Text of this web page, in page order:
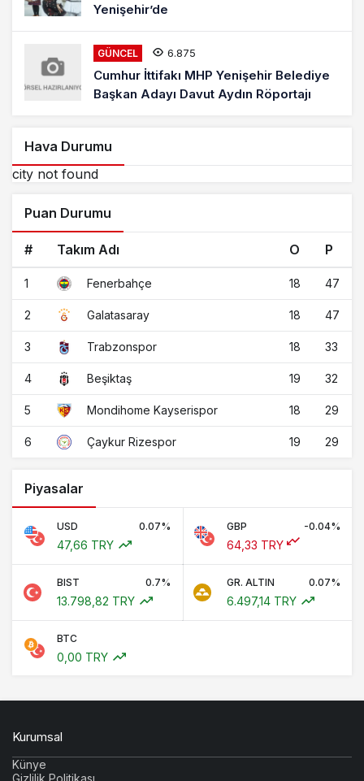
Yenişehir’de
GÜNCEL 6.875
Cumhur İttifakı MHP Yenişehir Belediye
Başkan Adayı Davut Aydın Röportajı
Hava Durumu
city not found
Puan Durumu
# Takım Adı O P
1 Fenerbahçe 18 47
2 Galatasaray 18 47
3 Trabzonspor 18 33
4 Beşiktaş 19 32
5 Mondihome Kayserispor 18 29
6 Çaykur Rizespor 19 29
Piyasalar
USD 0.07%
47,66 TRY
GBP -0.04%
64,33 TRY
BIST 0.7%
13.798,82 TRY
GR. ALTIN 0.07%
6.497,14 TRY
BTC
0,00 TRY
Kurumsal
Künye
Gizlilik Politikası